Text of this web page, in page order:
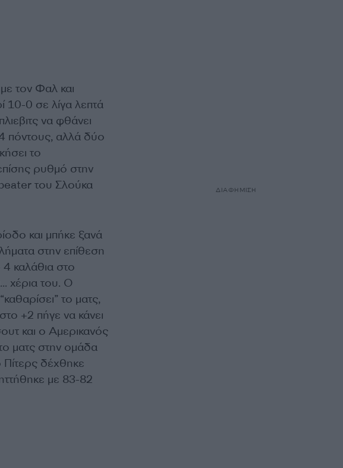
τον Φαλ και
10-0 σε λίγα λεπτά
να φθάνει
πόντους, αλλά δύο
το
ρυθμό στην
του Σλούκα
και μπήκε ξανά
στην επίθεση
4 καλάθια στο
χέρια του. Ο
το ματς,
+2 πήγε να κάνει
και ο Αμερικανός
ματς στην ομάδα
Πίτερς δέχθηκε
με 83-82
ΔΙΑΦΗΜΙΣΗ